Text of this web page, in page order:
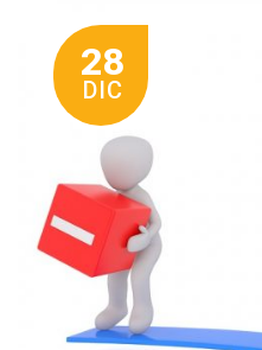
28
DIC